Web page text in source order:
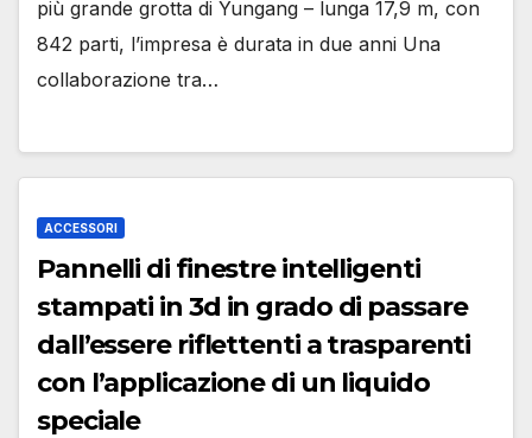
più grande grotta di Yungang – lunga 17,9 m, con
842 parti, l’impresa è durata in due anni Una
collaborazione tra…
ACCESSORI
Pannelli di finestre intelligenti
stampati in 3d in grado di passare
dall’essere riflettenti a trasparenti
con l’applicazione di un liquido
speciale